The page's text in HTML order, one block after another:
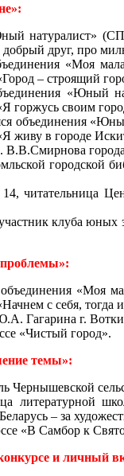
натуралист»
добрый друг, про
«Моя
– строящий
«Юный
горжусь своим
объединения
живу в городе
города
городской
клуба юных
с себя,
г.
«Чистый город».
темы»:
литературной
– за
«В Самбор к
и личный